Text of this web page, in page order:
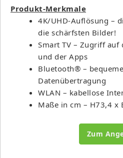
Produkt-Merkmale
4K/UHD-Auflösung –
die schärfsten Bilder!
Smart TV – Zugriff auf
und der Apps
Bluetooth® –
Datenübertragung
WLAN – kabellose
Maße in cm – H73,4 x
Zum